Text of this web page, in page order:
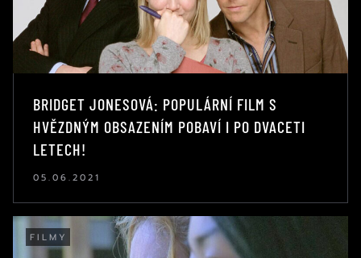
BRIDGET JONESOVÁ: POPULÁRNÍ FILM S
HVĚZDNÝM OBSAZENÍM POBAVÍ I PO DVACETI
LETECH!
05.06.2021
FILMY